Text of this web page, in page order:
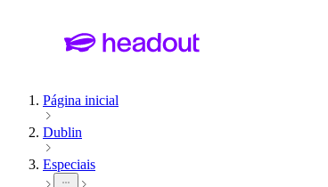
Página inicial
Dublin
Especiais